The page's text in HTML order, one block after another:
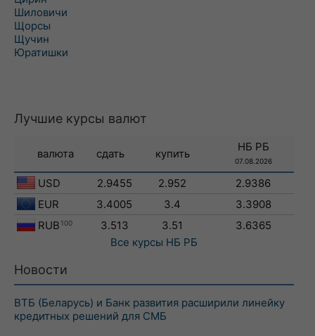
Шиловичи
Щорсы
Щучин
Юратишки
Лучшие курсы валют
валюта сдать купить
НБ РБ
07.08.2026
USD 2.9455 2.952
2.9386
EUR
3.4005 3.4
3.3908
RUB 100 3.513 3.51
3.6365
Все курсы НБ РБ
Новости
ВТБ (Беларусь) и Банк развития расширили линейку
кредитных решений для СМБ